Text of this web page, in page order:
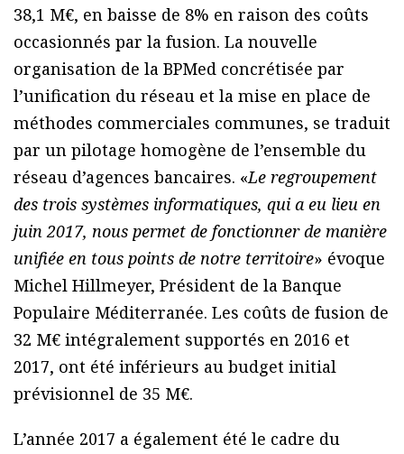
38,1 M€, en baisse de 8% en raison des coûts
occasionnés par la fusion. La nouvelle
organisation de la BPMed concrétisée par
l’unification du réseau et la mise en place de
méthodes commerciales communes, se traduit
par un pilotage homogène de l’ensemble du
réseau d’agences bancaires. «Le regroupement
des trois systèmes informatiques, qui a eu lieu en
juin 2017, nous permet de fonctionner de manière
unifiée en tous points de notre territoire» évoque
Michel Hillmeyer, Président de la Banque
Populaire Méditerranée. Les coûts de fusion de
32 M€ intégralement supportés en 2016 et
2017, ont été inférieurs au budget initial
prévisionnel de 35 M€.
L’année 2017 a également été le cadre du